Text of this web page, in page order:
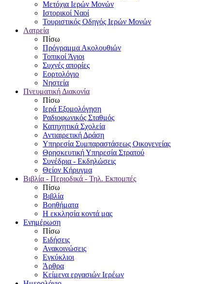
Μετόχια Ιερών Μονών
Ιστορικοί Ναοί
Τουριστικός Οδηγός Ιερών Μονών
Λατρεία
Πίσω
Πρόγραμμα Ακολουθιών
Τοπικοί Άγιοι
Συχνές απορίες
Εορτολόγιο
Νηστεία
Πνευματική Διακονία
Πίσω
Ιερά Εξομολόγηση
Ραδιοφωνικός Σταθμός
Κατηχητικά Σχολεία
Αντιαιρετική Δράση
Υπηρεσία Συμπαραστάσεως Οικογενείας
Θρησκευτική Υπηρεσία Στρατού
Συνέδρια - Εκδηλώσεις
Θείον Κήρυγμα
Βιβλία - Περιοδικά - Τηλ. Εκπομπές
Πίσω
Βιβλία
Βοηθήματα
Η εκκλησία κοντά μας
Ενημέρωση
Πίσω
Ειδήσεις
Ανακοινώσεις
Εγκύκλιοι
Άρθρα
Κείμενα εργασιών Ιερέων